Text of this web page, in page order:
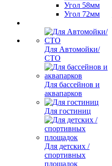
Угол 58мм
Угол 72мм
Для Автомойки/
СТО
Для бассейнов и
аквапарков
Для гостиниц
Для детских /
спортивных
площадок